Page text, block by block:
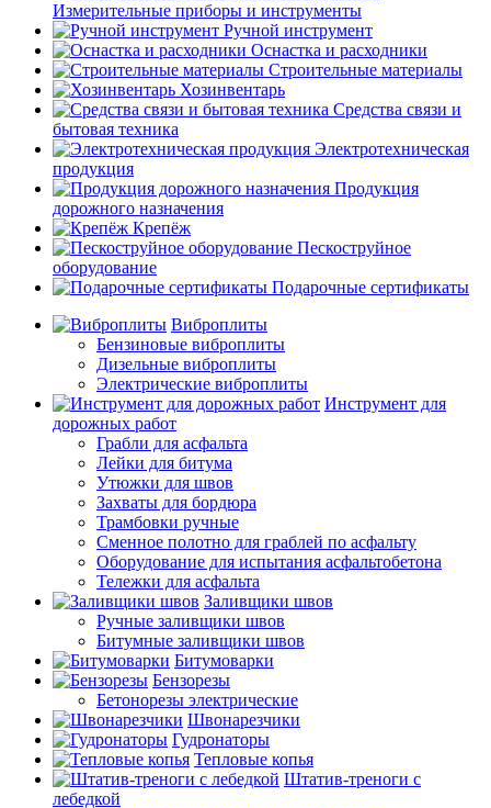
Измерительные приборы и инструменты
Ручной инструмент
Оснастка и расходники
Строительные материалы
Хозинвентарь
Средства связи и
бытовая техника
Электротехническая
продукция
Продукция
дорожного назначения
Крепёж
Пескоструйное
оборудование
Подарочные сертификаты
Виброплиты
Бензиновые виброплиты
Дизельные виброплиты
Электрические виброплиты
Инструмент для
дорожных работ
Грабли для асфальта
Лейки для битума
Утюжки для швов
Захваты для бордюра
Трамбовки ручные
Сменное полотно для граблей по асфальту
Оборудование для испытания асфальтобетона
Тележки для асфальта
Заливщики швов
Ручные заливщики швов
Битумные заливщики швов
Битумоварки
Бензорезы
Бетонорезы электрические
Швонарезчики
Гудронаторы
Тепловые копья
Штатив-треноги с
лебедкой